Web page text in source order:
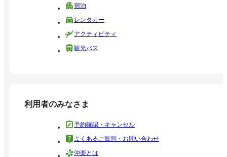
宿泊
レンタカー
アクティビティ
観光バス
利用者のみなさま
予約確認・キャンセル
よくあるご質問・お問い合わせ
沖楽とは